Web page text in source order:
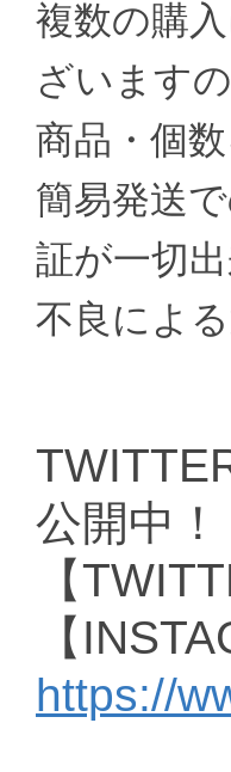
複数の購
ざいます
商品・個
簡易発送
証が一切
不良によ
公開中！
【
【
https://